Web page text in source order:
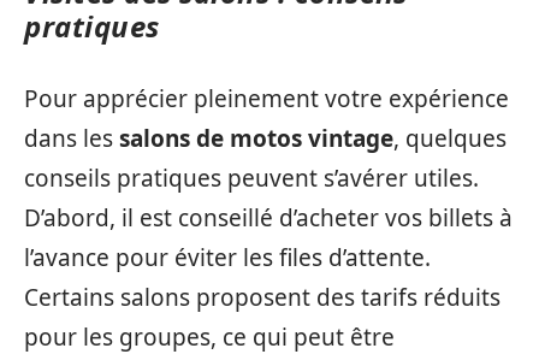
pratiques
Pour apprécier pleinement votre expérience
dans lessalons de motos vintage, quelques
conseils pratiques peuvent s’avérer utiles.
D’abord, il est conseillé d’acheter vos billets à
l’avance pour éviter les files d’attente.
Certains salons proposent des tarifs réduits
pour les groupes, ce qui peut être